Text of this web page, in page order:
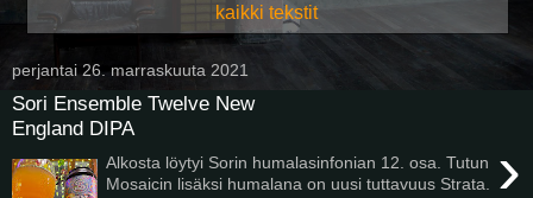
kaikki tekstit
perjantai 26. marraskuuta 2021
Sori Ensemble Twelve New
England DIPA
›
Alkosta löytyi Sorin humalasinfonian 12. osa. Tutun
Mosaicin lisäksi humalana on uusi tuttavuus Strata.